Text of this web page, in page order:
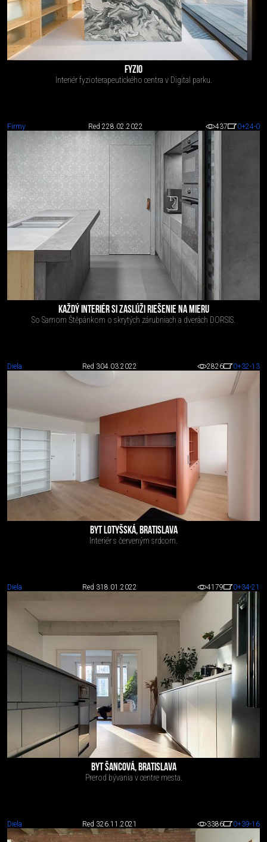
FYZIO
Interiér fyzioterapeutického centra v Digital parku.
Firmy Red 228.02.2022 437 0+24-0
KAŽDÝ INTERIÉR SI ZASLÚŽI RIEŠENIE NA MIERU
So Samom Štěpánkom o skrytých zárubniach a dverách DORSIS.
Diela Red 304.03.2022 2826 0+32-13
BYT LOTYŠSKÁ, BRATISLAVA
Interiér s červeným srdcom.
Diela Red 318.01.2022 4179 0+34-21
BYT ŠANCOVÁ, BRATISLAVA
Prerod bývania v centre mesta.
Diela Red 326.11.2021 3386 0+39-16